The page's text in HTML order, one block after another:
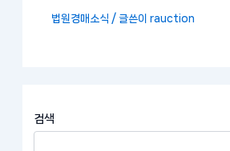
검색
법원경매소식 / 글쓴이rauction